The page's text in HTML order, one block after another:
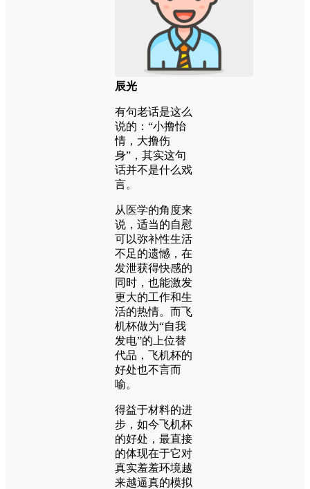
辰光
有句老话是这么
说的：“小撸怡
情，大撸伤
身”，其实这句
话并不是什么戏
言。
从医学的角度来
说，适当的自慰
可以弥补性生活
不足的遗憾，在
发泄获得快感的
同时，也能激发
更大的工作和生
活的热情。而飞
机杯做为“自我
发电”的上位替
代品，飞机杯的
好处也不言而
喻。
得益于材料的进
步，如今飞机杯
的好处，最直接
的体现在于它对
真实羞羞环境越
来越逼真的模拟